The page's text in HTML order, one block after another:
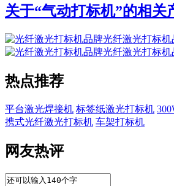
关于“气动打标机”的相关
光纤激光打标机
光纤激光打标机
热点推荐
平台激光焊接机 标签纸激光打标机
携式光纤激光打标机 车架打标机
网友热评